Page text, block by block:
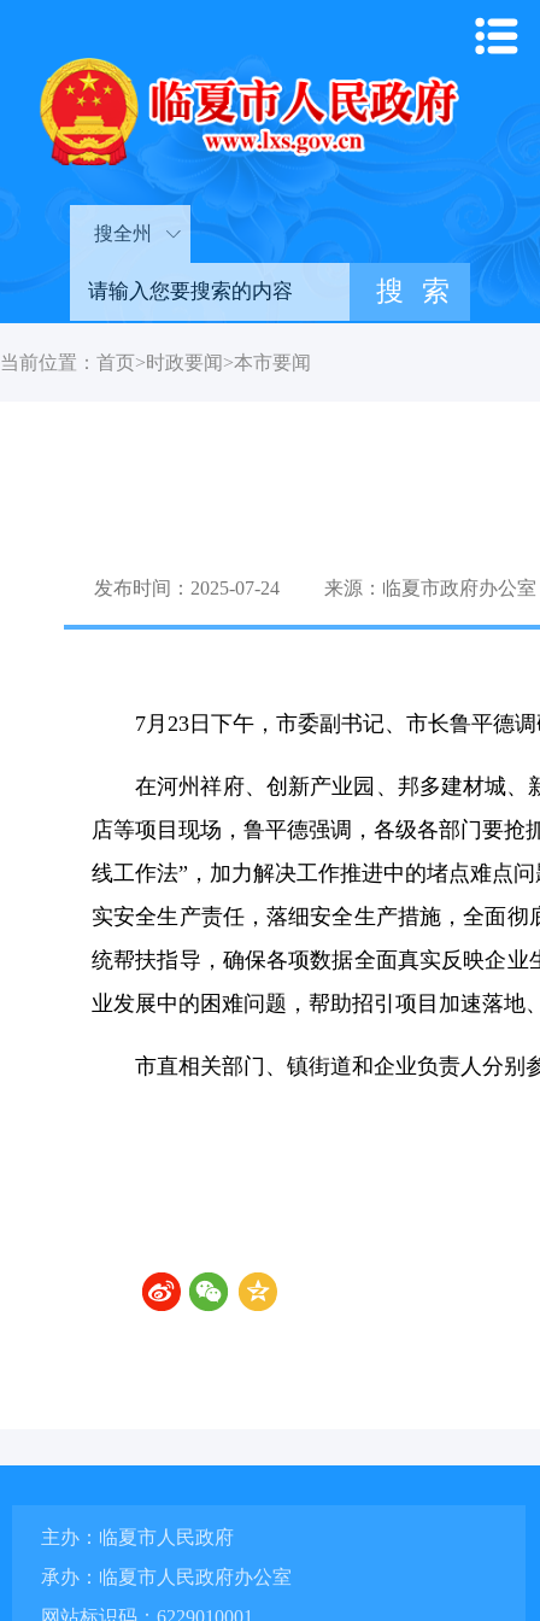
搜全州
当前位置： 首页>时政要闻 >本市要闻
发布时间：2025-07-24 来源：临夏市政府办公室
7月23日下午，市委副书记、市长鲁平德
在河州祥府、创新产业园、邦多建材城
店等项目现场，鲁平德强调，各级各部门要
线工作法”，加力解决工作推进中的堵点难点
实安全生产责任，落细安全生产措施，全面彻
统帮扶指导，确保各项数据全面真实反映企
业发展中的困难问题，帮助招引项目加速落地
市直相关部门、镇街道和企业负责人分别
主办：临夏市人民政府
承办：临夏市人民政府办公室
网站标识码：6229010001